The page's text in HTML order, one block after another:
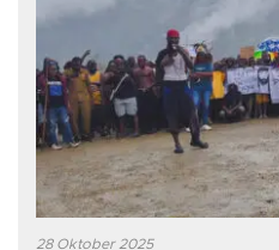
28 Oktober 2025